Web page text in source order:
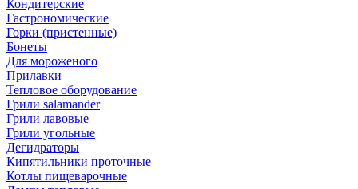
Кондитерские
Гастрономические
Горки (пристенные)
Бонеты
Для мороженого
Прилавки
Тепловое оборудование
Грили salamander
Грили лавовые
Грили угольные
Дегидраторы
Кипятильники проточные
Котлы пищеварочные